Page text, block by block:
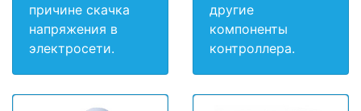
причине скачка
напряжения в
электросети.
другие
компоненты
контроллера.